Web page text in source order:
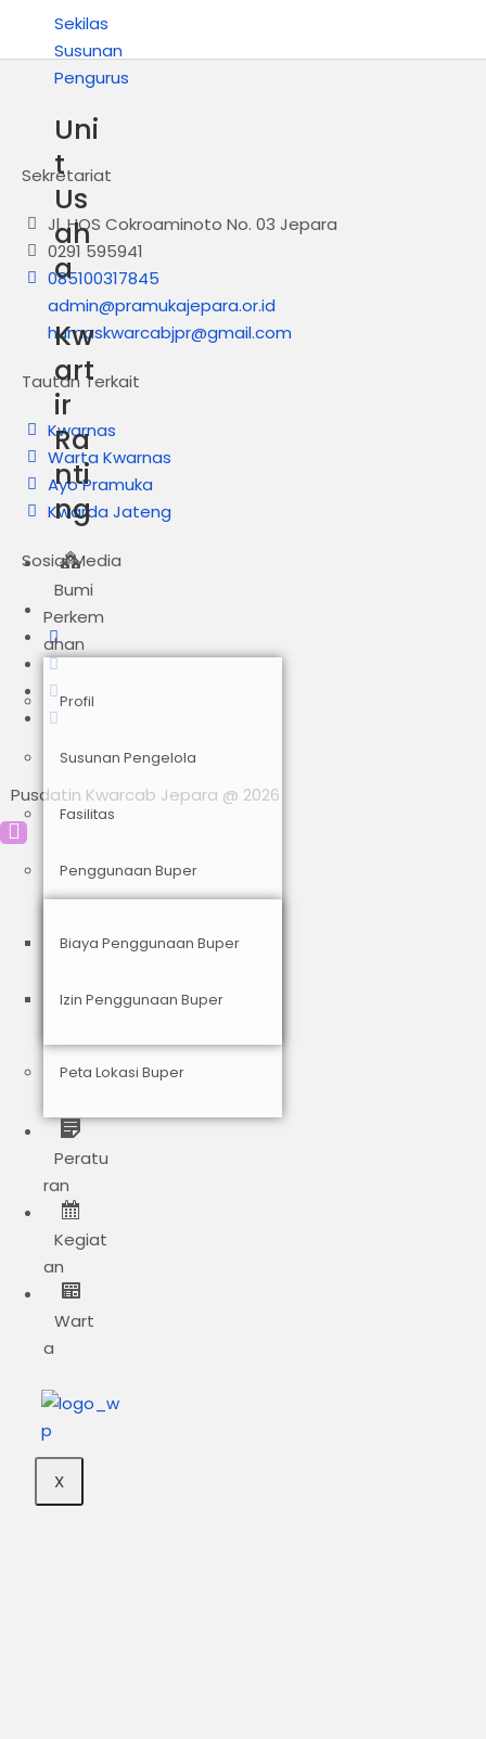
Sekilas
Susunan
Pengurus
Uni
t
Us
ah
a
Kw
art
ir
Ra
nti
ng
Bumi
Perkem
ahan
Profil
Susunan Pengelola
Fasilitas
Penggunaan Buper
Biaya Penggunaan Buper
Izin Penggunaan Buper
Peta Lokasi Buper
Peratu
ran
Kegiat
an
Wart
a
X
Sekretariat
Jl. HOS Cokroaminoto No. 03 Jepara
0291 595941
085100317845
admin@pramukajepara.or.id
humaskwarcabjpr@gmail.com
Tautan Terkait
Kwarnas
Warta Kwarnas
Ayo Pramuka
Kwarda Jateng
Sosial Media
Pusdatin Kwarcab Jepara @ 2026